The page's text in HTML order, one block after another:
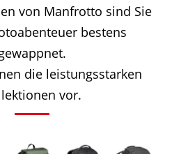
von Manfrotto sind Sie
bestens
die leistungsstarken
vor.